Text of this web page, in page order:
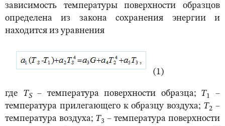
зависимость температуры поверхности образцов
определена из закона сохранения энергии и
находится из уравнения
(1)
где TS– температура поверхности образца; T1
–
температура прилегающего к образцу воздуха; T2 –
температура воздуха; T3 – температура поверхности